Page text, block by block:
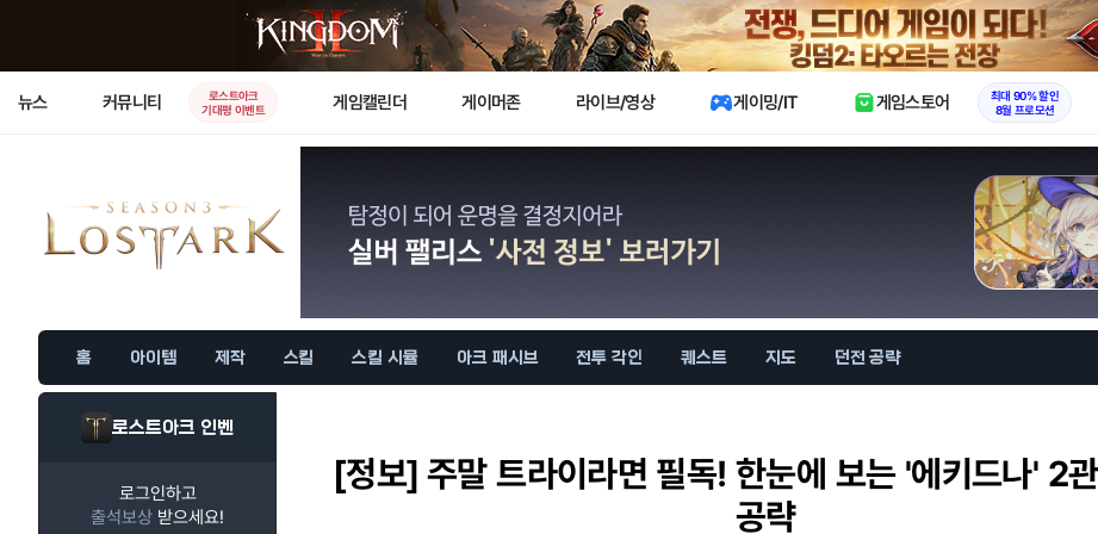
X
뉴스 커뮤니티
로스트아크
기대평 이벤트
게임캘린더 게이머존 라이브/영상 게이밍/IT 게임스토어
최대 90% 할인
8월 프로모션
홈 아이템 제작 스킬 스킬 시뮬 아크 패시브 전투 각인 퀘스트 지도 던전 공략
로스트아크 인벤
로그인하고
출석보상 받으세요!
[정보] 주말 트라이라면 필독! 한눈에 보는 '에키드나' 2
공략